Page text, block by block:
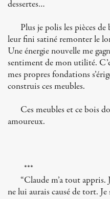
dessertes…
Plus je polis les pièces
leur fini satiné remonter le
Une énergie nouvelle me
sentiment de mon utilité.
mes propres fondations
construis ces meubles.
Ces meubles et ce bois
amoureux.
***
“Claude m’a tout appris.
ne lui aurais causé de tort.